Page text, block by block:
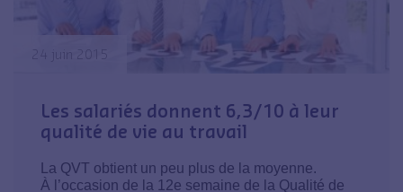
24 juin 2015
Les salariés donnent 6,3/10 à leur
qualité de vie au travail
La QVT obtient un peu plus de la moyenne.
À l’occasion de la 12e semaine de la Qualité de